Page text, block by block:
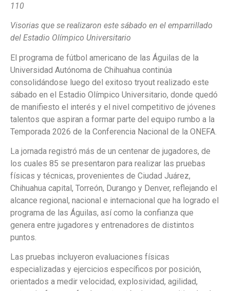
110
Visorias que se realizaron este sábado en el emparrillado
del Estadio Olímpico Universitario
El programa de fútbol americano de las Águilas de la
Universidad Autónoma de Chihuahua continúa
consolidándose luego del exitoso tryout realizado este
sábado en el Estadio Olímpico Universitario, donde quedó
de manifiesto el interés y el nivel competitivo de jóvenes
talentos que aspiran a formar parte del equipo rumbo a la
Temporada 2026 de la Conferencia Nacional de la ONEFA.
La jornada registró más de un centenar de jugadores, de
los cuales 85 se presentaron para realizar las pruebas
físicas y técnicas, provenientes de Ciudad Juárez,
Chihuahua capital, Torreón, Durango y Denver, reflejando el
alcance regional, nacional e internacional que ha logrado el
programa de las Águilas, así como la confianza que
genera entre jugadores y entrenadores de distintos
puntos.
Las pruebas incluyeron evaluaciones físicas
especializadas y ejercicios específicos por posición,
orientados a medir velocidad, explosividad, agilidad,